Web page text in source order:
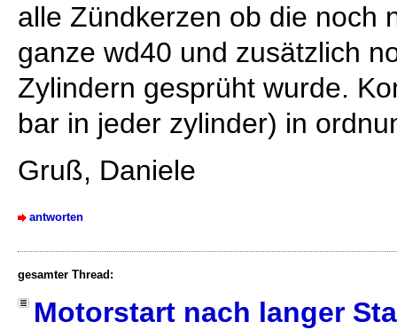
alle Zündkerzen ob die noch
ganze wd40 und zusätzlich
Zylindern gesprüht wurde.
bar in jeder zylinder) in
Gruß, Daniele
antworten
gesamter Thread:
Motorstart nach langer